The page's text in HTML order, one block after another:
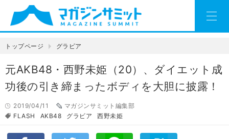
トップページ グラビア
元AKB48・西野未姫（20）、ダイエット成
功後の引き締まったボディを大胆に披露！
2019/04/11
マガジンサミット編集部
FLASH
AKB48 グラビア 西野未姫